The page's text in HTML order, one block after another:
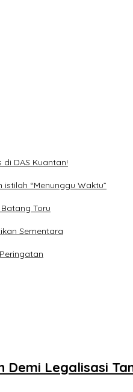
DAS Kuantan!
“Menunggu Waktu”
Toru
Sementara
Legalisasi